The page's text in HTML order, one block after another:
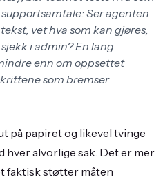
Ser agenten
vet hva som kan gjøres,
i admin? En lang
enn om oppsettet
som bremser
på papiret og likevel tvinge
hver alvorlige sak. Det er mer
faktisk støtter måten